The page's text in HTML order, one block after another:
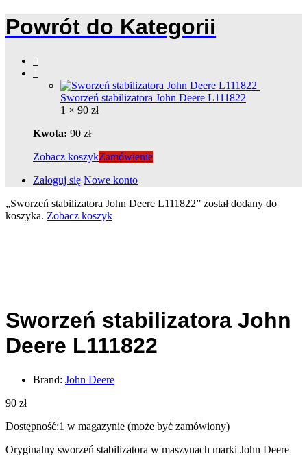
Powrót do Kategorii
Sworzeń stabilizatora John Deere L111822
1 × 90 zł
Kwota: 90 zł
Zobacz koszykZamówienie
Zaloguj się Nowe konto
„Sworzeń stabilizatora John Deere L111822” został dodany do
koszyka. Zobacz koszyk
Sworzeń stabilizatora John
Deere L111822
Brand: John Deere
90 zł
Dostępność:1 w magazynie (może być zamówiony)
Oryginalny sworzeń stabilizatora w maszynach marki John Deere